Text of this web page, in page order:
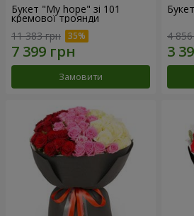
Букет "My hope" зі 101
кремової троянди
11 383 грн
Замовити
4